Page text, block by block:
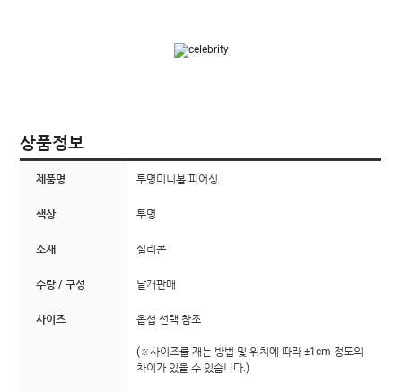
상품정보
제품명 투명미니볼 피어싱
색상 투명
소재 실리콘
수량 / 구성 낱개판매
사이즈 옵셥 선택 참조
(※사이즈를 재는 방법 및 위치에 따라 ±1cm 정도의
차이가 있을 수 있습니다.)